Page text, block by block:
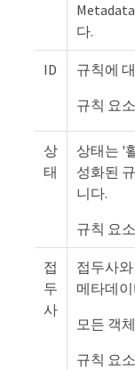
다.
ID
규칙에
규칙 요
상
태
상태는 '
성화된
니다.
규칙 요
접
두
사
접두사
메타데
모든 객
규칙 요